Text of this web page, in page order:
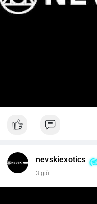
nevskiexotics
3 giờ